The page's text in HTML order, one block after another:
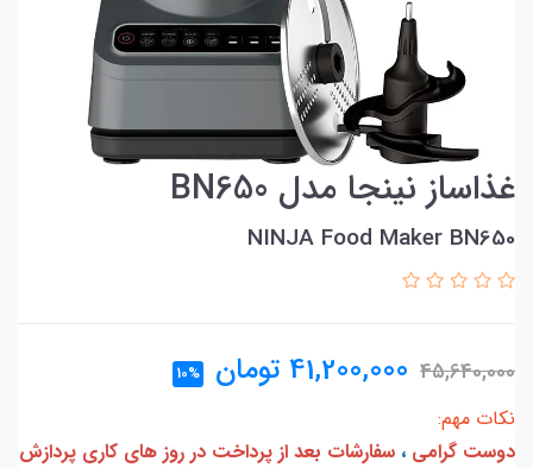
غذاساز نینجا مدل BN650
NINJA Food Maker BN650
45,640,000
41,200,000 تومان 10%
نکات مهم:
دوست گرامی ، سفارشات بعد از پرداخت در روز های کاری پردازش